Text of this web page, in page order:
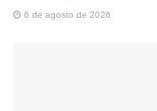
6 de agosto de 2026